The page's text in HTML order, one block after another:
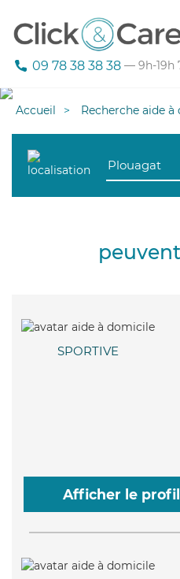
09 78 38 38 38 — 9h-19h
Accueil Recherche aide
SPORTIVE
Afficher le profil